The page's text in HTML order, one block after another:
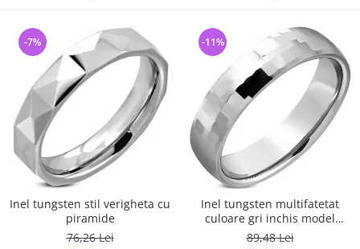
Inel tungsten stil verigheta cu
piramide
76,26 Lei
-7%
Inel tungsten multifatetat
culoare gri inchis model
verigheta
89,48 Lei
-11%